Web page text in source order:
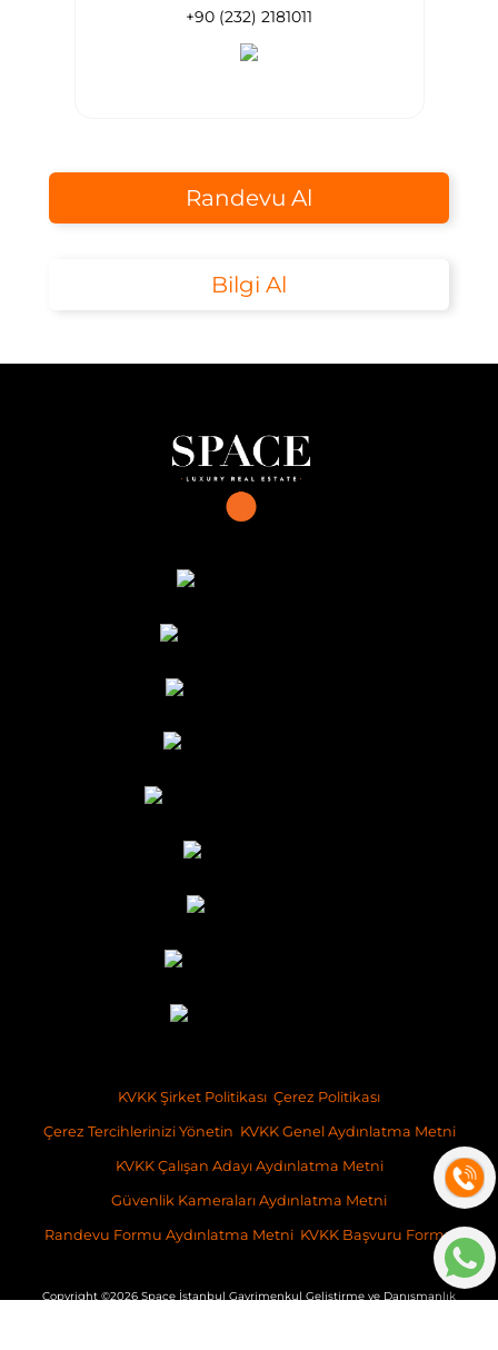
+90 (232) 2181011
Randevu Al
Bilgi Al
KVKK Şirket Politikası Çerez Politikası
Çerez Tercihlerinizi Yönetin KVKK Genel Aydınlatma Metni
KVKK Çalışan Adayı Aydınlatma Metni
Güvenlik Kameraları Aydınlatma Metni
Randevu Formu Aydınlatma Metni KVKK Başvuru Formu
Copyright ©2026 Space İstanbul Gayrimenkul Geliştirme ve Danışmanlık